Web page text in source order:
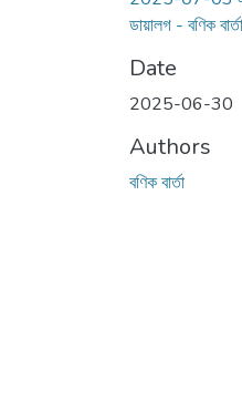
ডায়ালগ - বণিক
Date
2025-06-30
Authors
বণিক বার্তা